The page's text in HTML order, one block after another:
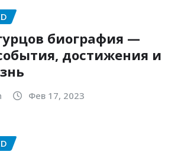
биография —
достижения и
Фев 17, 2023